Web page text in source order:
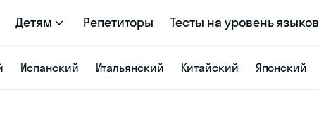
Детям Репетиторы Тесты на уровень языков
Испанский Итальянский Китайский Японский